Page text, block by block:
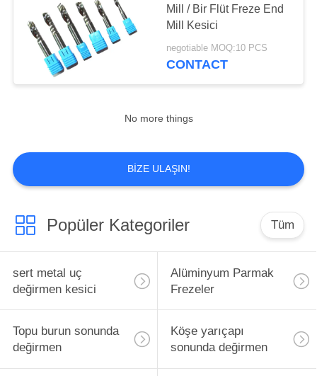
Kaba End Mill
14
Mikro sonunda
fabrikaları
18
Mill / Bir Flüt Freze End
Mill Kesici
negotiable MOQ:10 PCS
CONTACT
No more things
BIZE ULAŞIN!
Popüler Kategoriler Tüm
sert metal uç
değirmen kesici
Alüminyum Parmak
Frezeler
Topu burun sonunda
değirmen
Köşe yarıçapı
sonunda değirmen